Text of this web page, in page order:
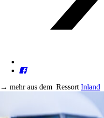
→ mehr aus dem Ressort Inland